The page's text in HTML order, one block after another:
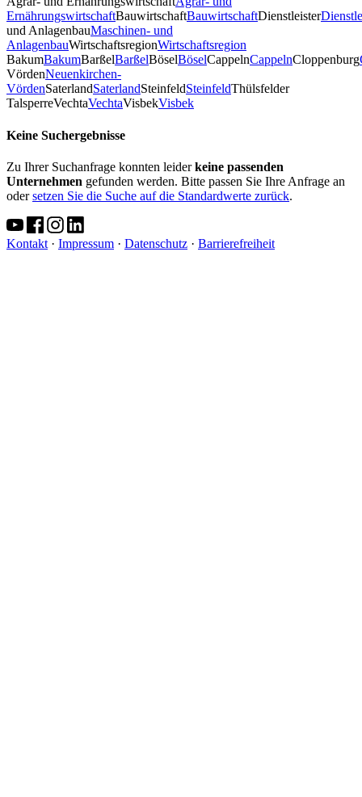
ErnährungswirtschaftBauwirtschaftBauwirtschaftDienstleister
und AnlagenbauMaschinen- und
AnlagenbauWirtschaftsregionWirtschaftsregion
BakumBakumBarßelBarßelBöselBöselCappelnCappelnCloppenburg
VördenNeuenkirchen-
VördenSaterlandSaterlandSteinfeldSteinfeldThülsfelder
TalsperreVechtaVechtaVisbekVisbek
Keine Suchergebnisse
Zu Ihrer Suchanfrage konnten leiderkeine passenden
Unternehmen gefunden werden. Bitte passen Sie Ihre Anfrage an
odersetzen Sie die Suche auf die Standardwerte zurück.
Kontakt · Impressum · Datenschutz · Barrierefreiheit